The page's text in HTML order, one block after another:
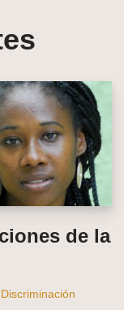
de la
Discriminación